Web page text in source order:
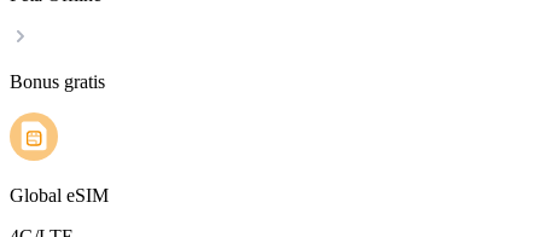
Bonus gratis
Global eSIM